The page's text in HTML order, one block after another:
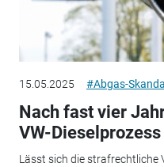
15.05.2025 #Abgas-
Nach fast vier
VW-Dieselprozess
Lässt sich die strafrechtliche